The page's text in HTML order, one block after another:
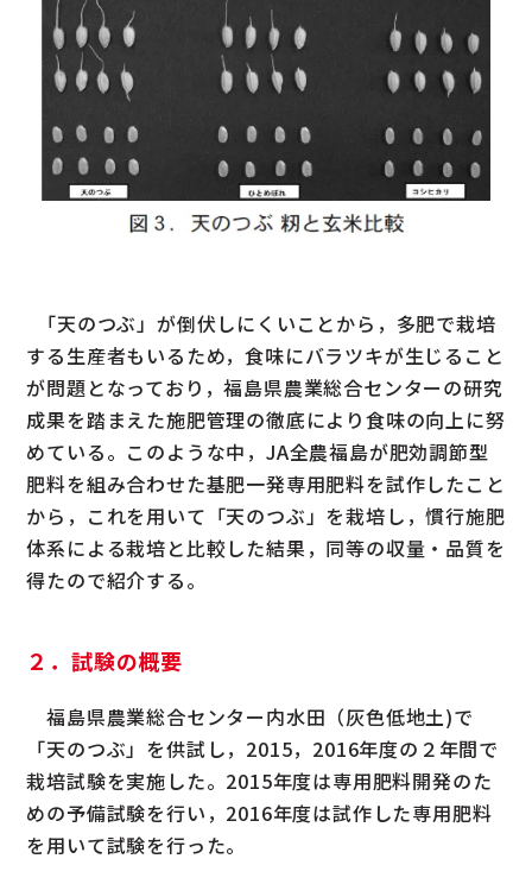
｢天のつぶ」が倒伏しにくいことから，多肥で栽培
する生産者もいるため，食味にバラツキが生じること
が問題となっており，福島県農業総合センターの研究
成果を踏まえた施肥管理の徹底により食味の向上に努
めている。このような中，JA全農福島が肥効調節型
肥料を組み合わせた基肥一発専用肥料を試作したこと
から，これを用いて「天のつぶ」を栽培し，慣行施肥
体系による栽培と比較した結果，同等の収量・品質を
得たので紹介する。
２．試験の概要
福島県農業総合センター内水田（灰色低地土)で
「天のつぶ」を供試し，2015，2016年度の２年間で
栽培試験を実施した。2015年度は専用肥料開発のた
めの予備試験を行い，2016年度は試作した専用肥料
を用いて試験を行った。